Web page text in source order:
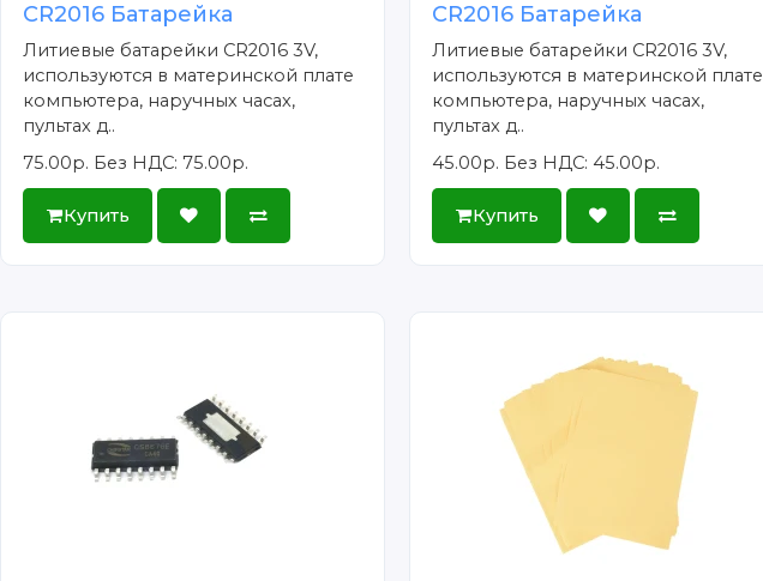
CR2016 Батарейка
Литиевые батарейки CR2016 3V,
используются в материнской плате
компьютера, наручных часах,
пультах д..
75.00р. Без НДС: 75.00р.
Купить
CR2016 Батарейка
Литиевые батарейки CR2016 3V,
используются в материнской плате
компьютера, наручных часах,
пультах д..
45.00р. Без НДС: 45.00р.
Купить